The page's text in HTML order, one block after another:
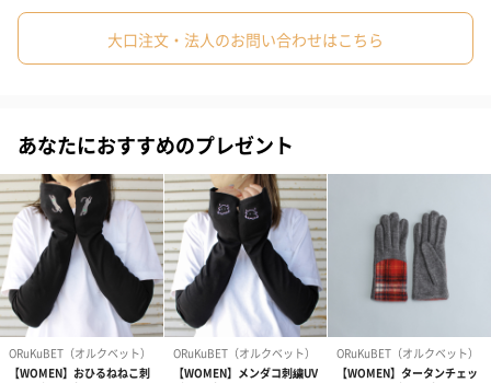
カラー/サイズ
BK
DBR
大口注文・法人のお問い合わせはこちら
あなたにおすすめのプレゼント